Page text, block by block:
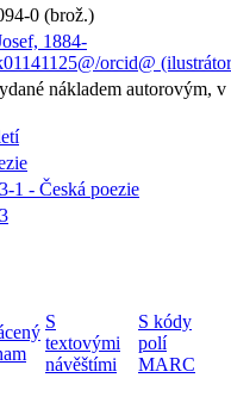
0 (brož.)
1884-
orcid@
nákladem autorovým, v
1 - Česká poezie
S
textovými
návěštími
S kódy
polí
MARC